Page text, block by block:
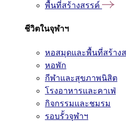
พื้นที่สร้างสรรค์
ชีวิตในจุฬาฯ
หอสมุดและพื้นที่สร้าง
หอพัก
กีฬาและสุขภาพนิสิต
โรงอาหารและคาเฟ่
กิจกรรมและชมรม
รอบรั้วจุฬาฯ